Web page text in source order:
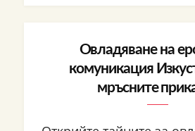
Овладяване на
комуникация
мръсните